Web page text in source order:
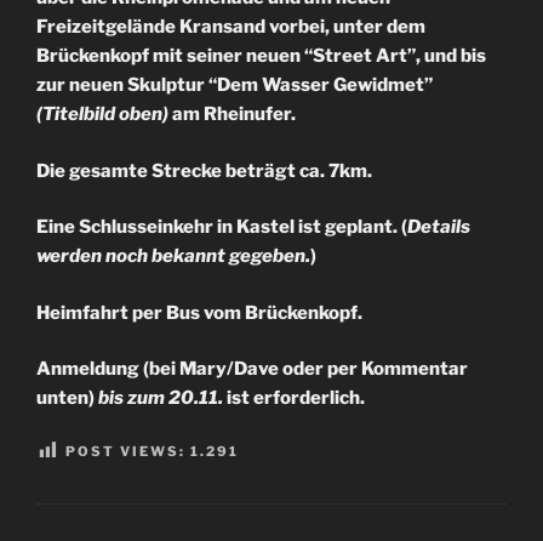
Freizeitgelände Kransand vorbei, unter dem
Brückenkopf mit seiner neuen “Street Art”, und bis
zur neuen Skulptur “Dem Wasser Gewidmet”
(Titelbild oben)am Rheinufer.
Die gesamte Strecke beträgt ca. 7km.
Eine Schlusseinkehr in Kastel ist geplant. (Details
werden noch bekannt gegeben.)
Heimfahrt per Bus vom Brückenkopf.
Anmeldung (bei Mary/Dave oder per Kommentar
unten)bis zum 20.11. ist erforderlich.
POST VIEWS: 1.291